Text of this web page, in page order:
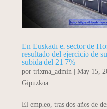
En Euskadi el sector de
resultado del ejercicio de
subida del 21,7%
por trixma_admin| May 15,
Gipuzkoa
El empleo, tras dos años de